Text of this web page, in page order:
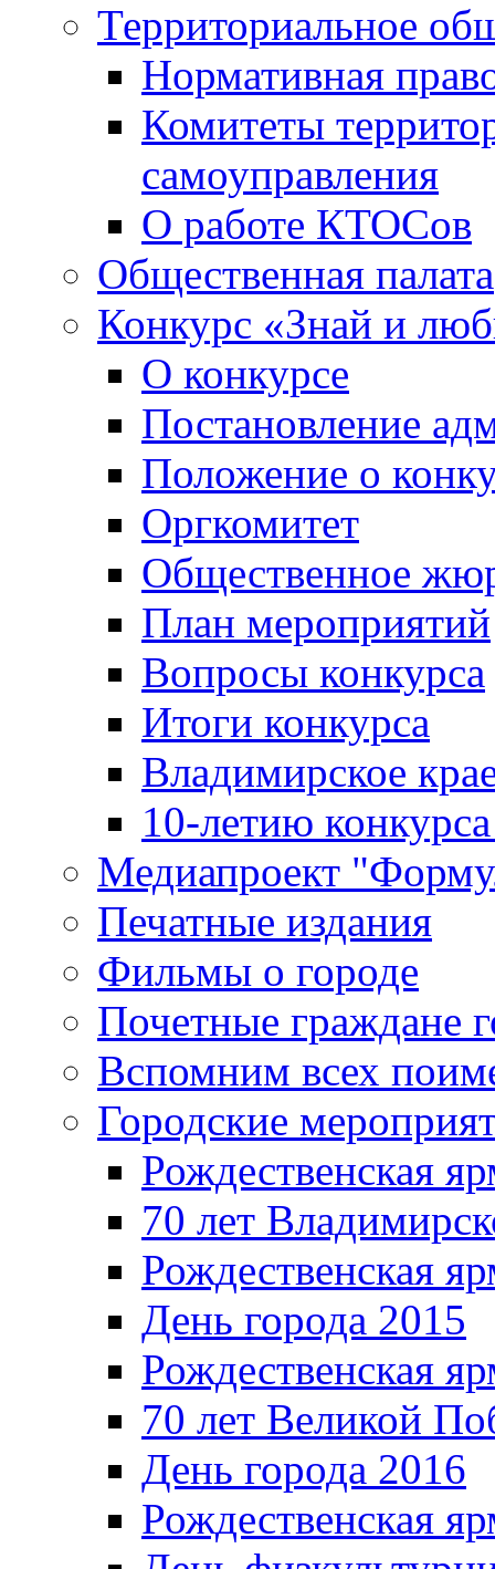
Территориальное
Нормативная
Комитеты
самоуправления
О работе КТОСов
Общественная палата
Конкурс «Знай и
О конкурсе
Постановление
Положение о
Оргкомитет
Общественное
План мероприятий
Вопросы конкурса
Итоги конкурса
Владимирское
10-летию
Медиапроект
Печатные издания
Фильмы о городе
Почетные граждане
Вспомним всех
Городские
Рождественская
70 лет
Рождественская
День города 2015
Рождественская
70 лет Великой
День города 2016
Рождественская